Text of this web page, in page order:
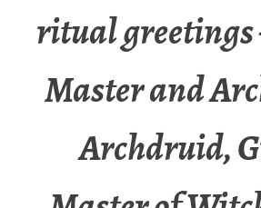
ritual greetings
Master and
Archdruid,